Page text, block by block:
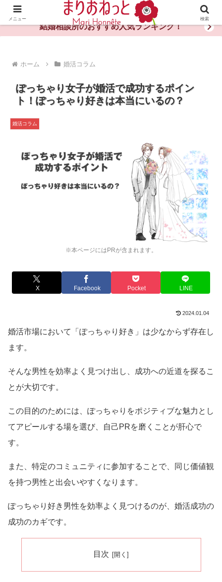
婚活や出会いの体験談・評判・秘訣がわかる情報サイト
結婚相談所のおすすめ人気ランキング！
ホーム 婚活コラム
ぽっちゃり女子が婚活で成功するポイン
ト！ぽっちゃり好きは本当にいるの？
※本ページにはPRが含まれます。
婚活コラム
X Facebook Pocket LINE
2024.01.04
婚活市場において「ぽっちゃり好き」は少なからず存在し
ます。
そんな男性を効率よく見つけ出し、成功への近道を探るこ
とが大切です。
この目的のためには、ぽっちゃりをポジティブな魅力とし
てアピールする場を選び、自己PRを磨くことが肝心で
す。
また、特定のコミュニティに参加することで、同じ価値観
を持つ男性と出会いやすくなります。
ぽっちゃり好き男性を効率よく見つけるのが、婚活成功の
成功のカギです。
目次
メニュー 検索